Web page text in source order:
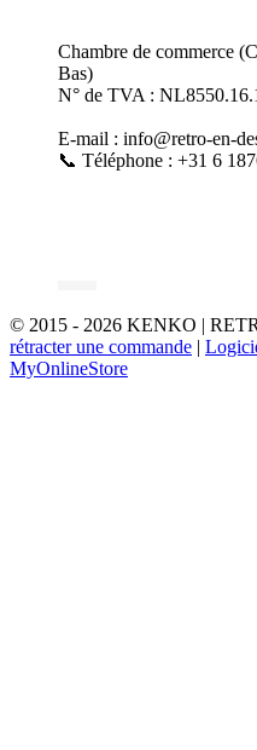
Chambre de commerce
Bas)
N° de TVA :
E-mail : info@retro-en-
📞 Téléphone : +31 6
© 2015 - 2026 KENKO |
rétracter une commande |
MyOnlineStore